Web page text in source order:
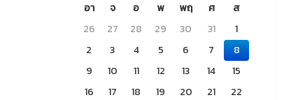
อา
จ อ พ พฤ ศ
ส
26
27 28 29 30 31
1
2
3 4 5 6 7
8
9
10 11 12 13 14
15
16
17 18 19 20 21
22